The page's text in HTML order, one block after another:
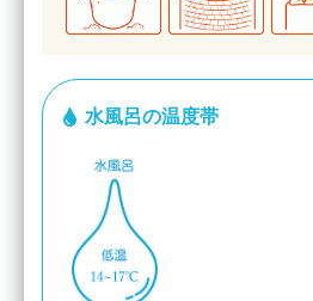
水風呂の温度帯